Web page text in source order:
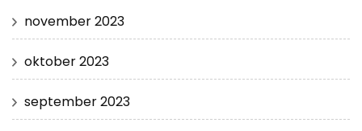
november 2023
oktober 2023
september 2023